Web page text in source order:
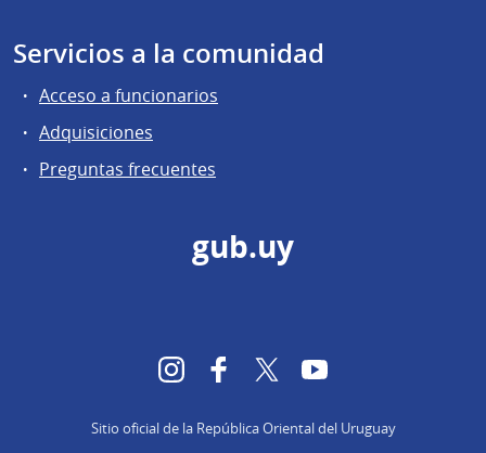
Servicios a la comunidad
Acceso a funcionarios
Adquisiciones
Preguntas frecuentes
gub.uy
InstagramFacebookTwitterYouTube
Sitio oficial de la República Oriental del Uruguay